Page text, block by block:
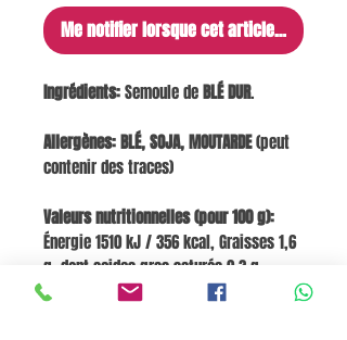
Me notifier lorsque cet article est
Ingrédients:Semoule deBLÉ DUR.
Allergènes:BLÉ, SOJA, MOUTARDE(peut
contenir des traces)
Valeurs nutritionnelles (pour 100 g):
Énergie 1510 kJ / 356 kcal, Graisses 1,6
g, dont acides gras saturés 0,3 g,
Glucides 69,5 g, dont sucres 3,1 g,